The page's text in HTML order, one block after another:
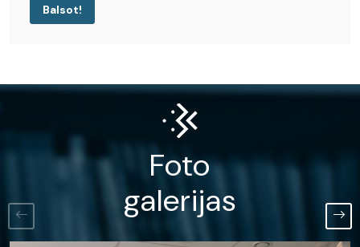
Balsot!
Foto
galerijas